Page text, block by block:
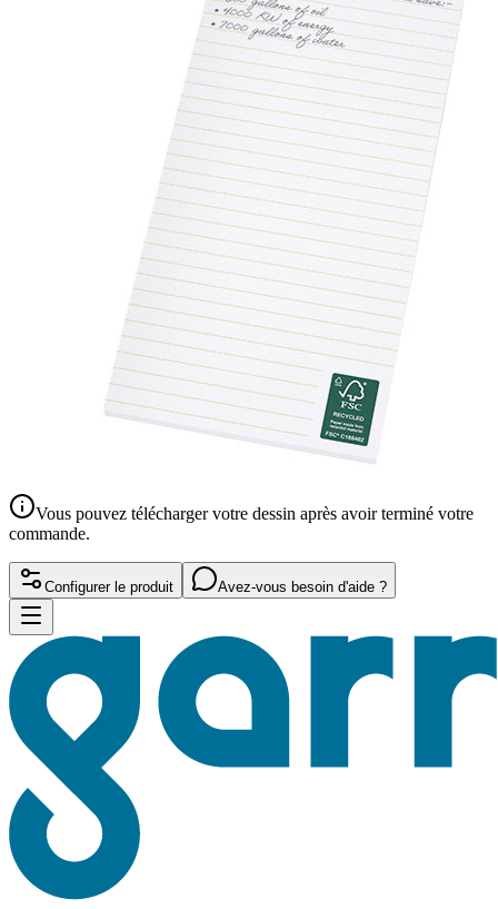
Vous pouvez télécharger votre dessin après avoir terminé votre
commande.
Configurer le produit Avez-vous besoin d'aide ?